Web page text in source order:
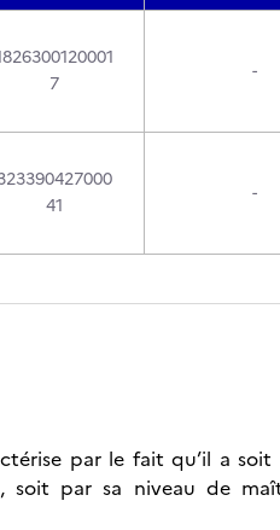
7
-
41
-
par le fait qu’il a
par sa niveau de